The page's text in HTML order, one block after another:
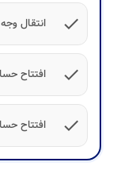
check انتقال
check افتتاح
check افتتاح